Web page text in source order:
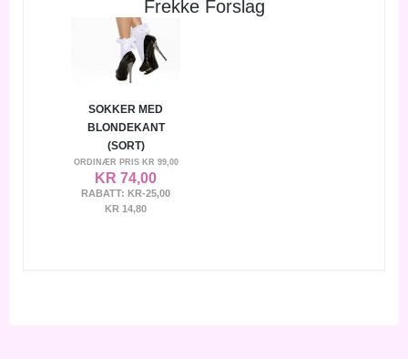
Frekke Forslag
SOKKER MED
BLONDEKANT
(SORT)
ORDINÆR PRIS KR 99,00
KR 74,00
RABATT: KR-25,00
KR 14,80